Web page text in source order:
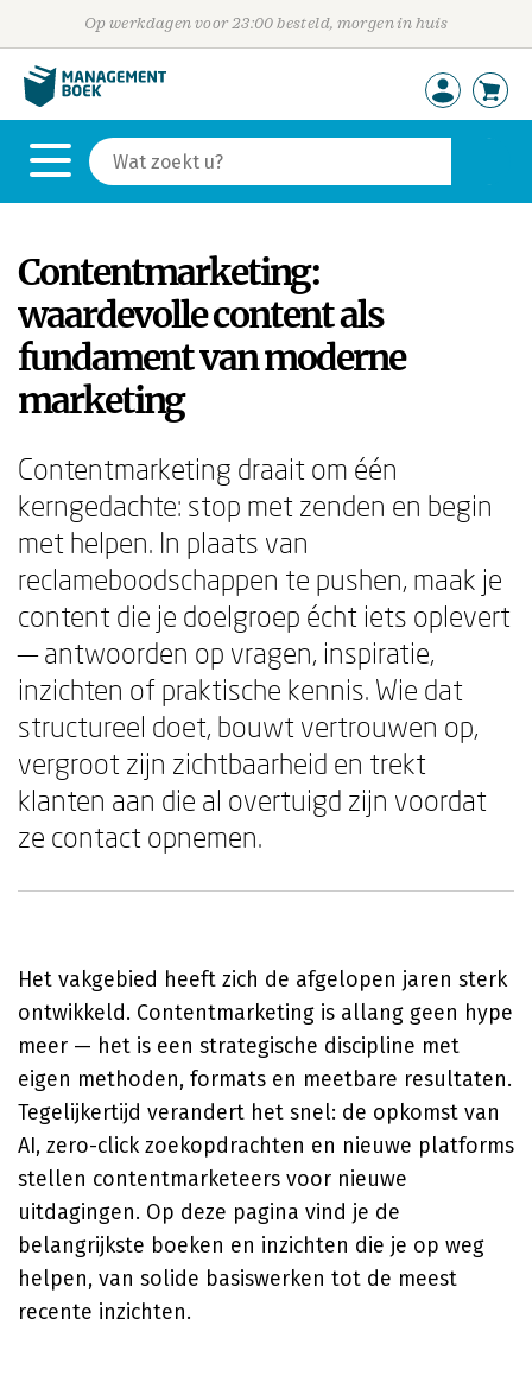
Op werkdagen voor 23:00 besteld, morgen in huis
Contentmarketing:
waardevolle content als
fundament van moderne
marketing
Contentmarketing draait om één
kerngedachte: stop met zenden en begin
met helpen. In plaats van
reclameboodschappen te pushen, maak je
content die je doelgroep écht iets oplevert
— antwoorden op vragen, inspiratie,
inzichten of praktische kennis. Wie dat
structureel doet, bouwt vertrouwen op,
vergroot zijn zichtbaarheid en trekt
klanten aan die al overtuigd zijn voordat
ze contact opnemen.
Het vakgebied heeft zich de afgelopen jaren sterk
ontwikkeld. Contentmarketing is allang geen hype
meer — het is een strategische discipline met
eigen methoden, formats en meetbare resultaten.
Tegelijkertijd verandert het snel: de opkomst van
AI, zero-click zoekopdrachten en nieuwe platforms
stellen contentmarketeers voor nieuwe
uitdagingen. Op deze pagina vind je de
belangrijkste boeken en inzichten die je op weg
helpen, van solide basiswerken tot de meest
recente inzichten.